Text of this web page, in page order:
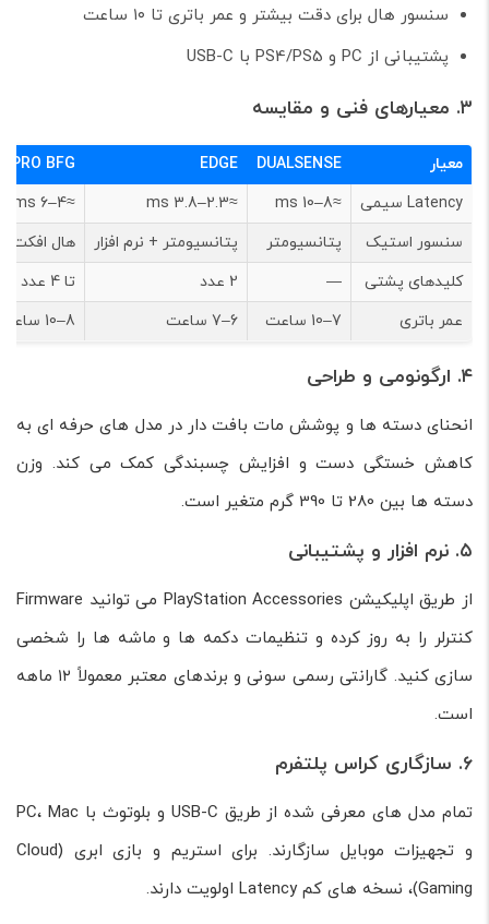
سنسور هال برای دقت بیشتر و عمر باتری تا ۱۰ ساعت
پشتیبانی از PC و PS4/PS5 با USB-C
۳. معیارهای فنی و مقایسه
معیار DUALSENSE
EDGE
PRO BFG
Latency سیمی
≈8–10 ms
≈2.3–3.8 ms
≈4–6 ms
سنسور استیک
پتانسیومتر پتانسیومتر + نرم افزار
هال افکت
کلیدهای پشتی
— 2 عدد
تا 4 عدد
عمر باتری
7–10 ساعت 6–7 ساعت 8–10 ساعت
۴. ارگونومی و طراحی
انحنای دسته ها و پوشش مات بافت دار در مدل های حرفه ای به
کاهش خستگی دست و افزایش چسبندگی کمک می کند. وزن
دسته ها بین 280 تا 390 گرم متغیر است.
۵. نرم افزار و پشتیبانی
از طریق اپلیکیشن PlayStation Accessories می توانید Firmware
کنترلر را به روز کرده و تنظیمات دکمه ها و ماشه ها را شخصی
سازی کنید. گارانتی رسمی سونی و برندهای معتبر معمولاً ۱۲ ماهه
است.
۶. سازگاری کراس پلتفرم
تمام مدل های معرفی شده از طریق USB-C و بلوتوث با PC، Mac
و تجهیزات موبایل سازگارند. برای استریم و بازی ابری (Cloud
Gaming)، نسخه های کم Latency اولویت دارند.